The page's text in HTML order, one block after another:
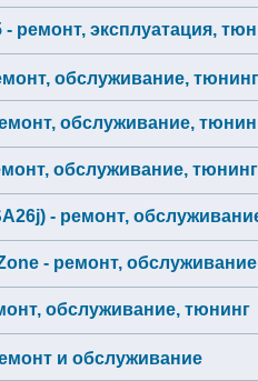
- ремонт, эксплуатация,
обслуживание, тюнинг
обслуживание,
обслуживание, тюнинг
- ремонт,
- ремонт,
обслуживание, тюнинг
и обслуживание